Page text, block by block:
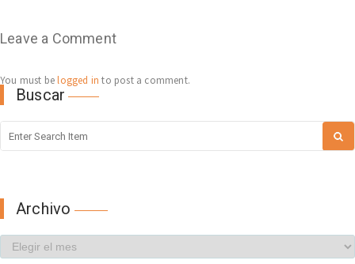
Leave a Comment
You must belogged in to post a comment.
Buscar
Archivo